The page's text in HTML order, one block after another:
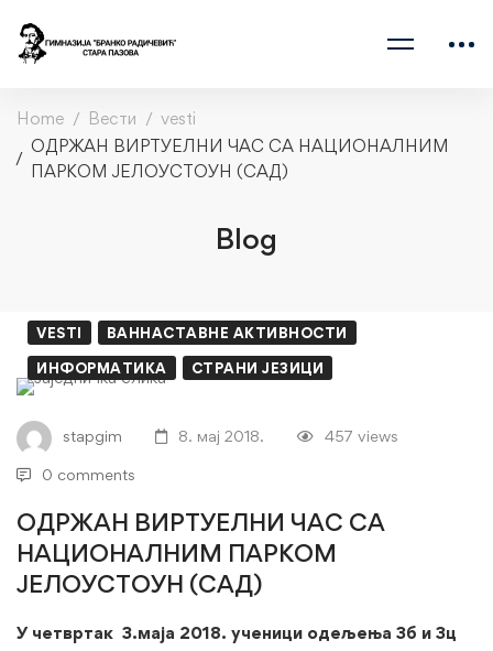
Home Вести
vesti
ОДРЖАН ВИРТУЕЛНИ ЧАС СА НАЦИОНАЛНИМ
ПАРКОМ ЈЕЛОУСТОУН (САД)
Blog
ОДРЖАН
ВИРТУЕЛНИ
ЧАС
СА
НАЦИОНАЛНИМ
VESTI
ВАННАСТАВНЕ АКТИВНОСТИ
ИНФОРМАТИКА
СТРАНИ ЈЕЗИЦИ
stapgim 8. мај 2018. 457 views
0 comments
ОДРЖАН ВИРТУЕЛНИ ЧАС СА
НАЦИОНАЛНИМ ПАРКОМ
ЈЕЛОУСТОУН (САД)
У четвртак 3.маја 2018. ученици одељења 3б и 3ц